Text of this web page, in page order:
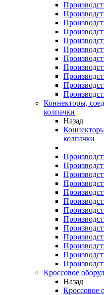
Коннекторы,
колпачки
Назад
колпачки
Кроссовое
Назад
Кроссовое